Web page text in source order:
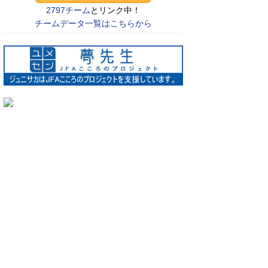
2797チーム とリンク中！
チームデータ一覧はこちらから